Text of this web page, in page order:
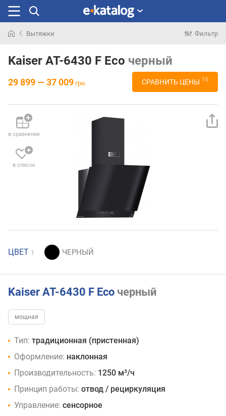
раньше
Вытяжки Фильтр
Kaiser AT-6430 F Eco черный
29 899 — 37 009 грн. СРАВНИТЬ ЦЕНЫ 16
в сравнение
в список
ЦВЕТ 1
Kaiser AT-6430 F Eco черный
мощная
Тип: традиционная (пристенная)
Оформление: наклонная
Производительность: 1250 м³/ч
Принцип работы: отвод / рециркуляция
Управление: сенсорное